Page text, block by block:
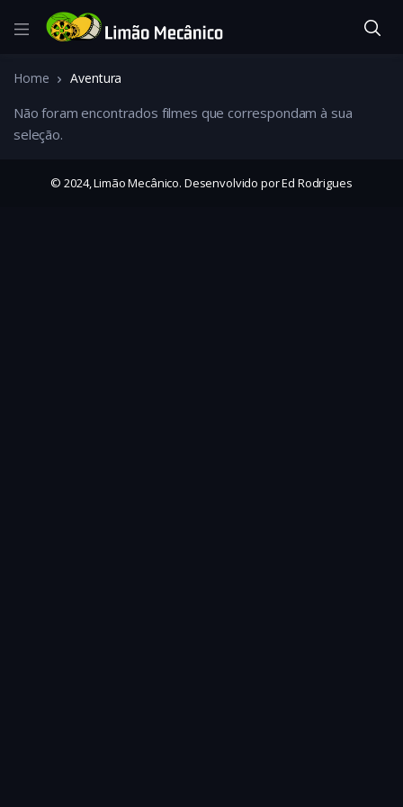
Home Aventura
Não foram encontrados filmes que correspondam à sua
seleção.
© 2024, Limão Mecânico. Desenvolvido por Ed Rodrigues